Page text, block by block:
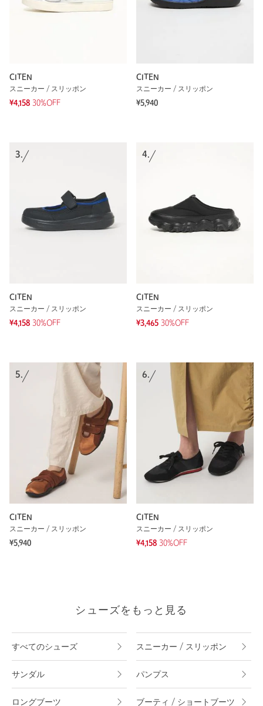
CITEN
スニーカー / スリッポン
¥4,158 30%OFF
CITEN
スニーカー / スリッポン
¥5,940
3.
CITEN
スニーカー / スリッポン
¥4,158 30%OFF
4.
CITEN
スニーカー / スリッポン
¥3,465 30%OFF
5.
CITEN
スニーカー / スリッポン
¥5,940
6.
CITEN
スニーカー / スリッポン
¥4,158 30%OFF
シューズをもっと見る
すべてのシューズ スニーカー / スリッポン
サンダル パンプス
ロングブーツ ブーティ / ショートブーツ